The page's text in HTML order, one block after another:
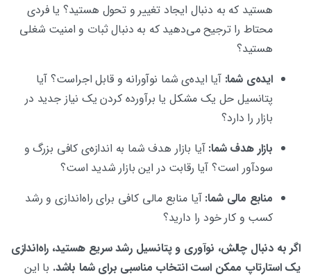
هستید که به دنبال ایجاد تغییر و تحول هستید؟ یا فردی
محتاط را ترجیح می‌دهید که به دنبال ثبات و امنیت شغلی
هستید؟
ایده‌ی شما: آیا ایده‌ی شما نوآورانه و قابل اجراست؟ آیا
پتانسیل حل یک مشکل یا برآورده کردن یک نیاز جدید در
بازار را دارد؟
بازار هدف شما: آیا بازار هدف شما به اندازه‌ی کافی بزرگ و
سودآور است؟ آیا رقابت در این بازار شدید است؟
منابع مالی شما: آیا منابع مالی کافی برای راه‌اندازی و رشد
کسب و کار خود را دارید؟
اگر به دنبال چالش، نوآوری و پتانسیل رشد ‌سریع هستید، راه‌اندازی
یک استارتاپ ممکن است انتخاب مناسبی برای شما باشد. با این